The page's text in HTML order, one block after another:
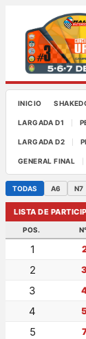
INICIO
LARGADA D1
LARGADA D2
GENERAL FINAL
TODAS A6 N7
LISTA DE
POS. N°
1
2
3
4
5